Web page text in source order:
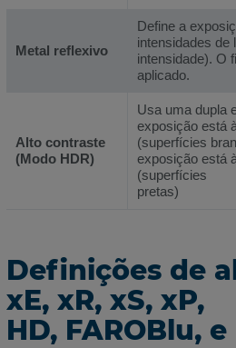
Metal reflexivo
Define a
intensidades de
intensidade). O
aplicado.
Alto contraste
(Modo HDR)
Usa uma dupla
exposição está
(superfícies
exposição está
(superfícies
pretas)
Definições de
xE, xR, xS, xP,
HD, FAROBlu,